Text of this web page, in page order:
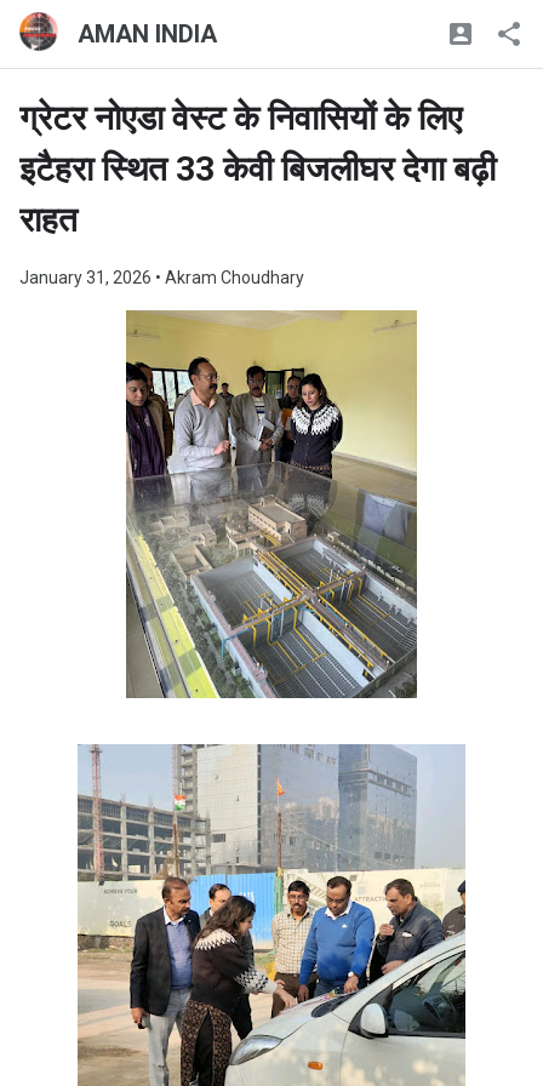
AMAN INDIA
ग्रेटर नोएडा वेस्ट के निवासियों के लिए
इटैहरा स्थित 33 केवी बिजलीघर देगा बढ़ी
राहत
January 31, 2026 • Akram Choudhary